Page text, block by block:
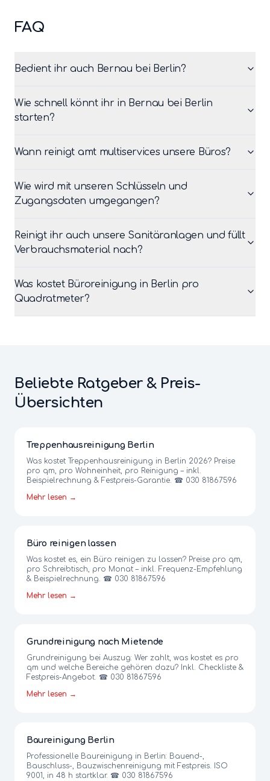
FAQ
Bedient ihr auch Bernau bei Berlin?
Wie schnell könnt ihr in Bernau bei Berlin
starten?
Wann reinigt amt multiservices unsere Büros?
Wie wird mit unseren Schlüsseln und
Zugangsdaten umgegangen?
Reinigt ihr auch unsere Sanitäranlagen und füllt
Verbrauchsmaterial nach?
Was kostet Büroreinigung in Berlin pro
Quadratmeter?
Beliebte Ratgeber & Preis-
Übersichten
Treppenhausreinigung Berlin
Was kostet Treppenhausreinigung in Berlin 2026? Preise
pro qm, pro Wohneinheit, pro Reinigung – inkl.
Beispielrechnung & Festpreis-Garantie. ☎ 030 81867596
Mehr lesen →
Büro reinigen lassen
Was kostet es, ein Büro reinigen zu lassen? Preise pro qm,
pro Schreibtisch, pro Monat – inkl. Frequenz-Empfehlung
& Beispielrechnung. ☎ 030 81867596
Mehr lesen →
Grundreinigung nach Mietende
Grundreinigung bei Auszug: Wer zahlt, was kostet es pro
qm und welche Bereiche gehören dazu? Inkl. Checkliste &
Festpreis-Angebot. ☎ 030 81867596
Mehr lesen →
Baureinigung Berlin
Professionelle Baureinigung in Berlin: Bauend-,
Bauschluss-, Bauzwischenreinigung mit Festpreis. ISO
9001, in 48 h startklar. ☎ 030 81867596